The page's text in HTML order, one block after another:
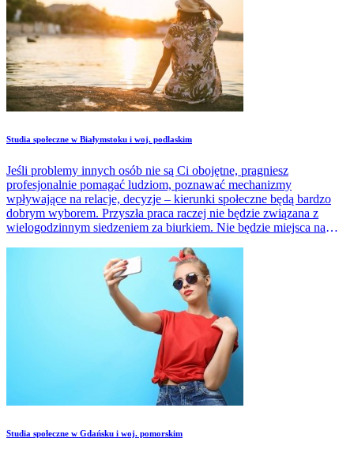
Studia społeczne w Białymstoku i woj. podlaskim
Jeśli problemy innych osób nie są Ci obojętne, pragniesz
profesjonalnie pomagać ludziom, poznawać mechanizmy
wpływające na relacje, decyzje – kierunki społeczne będą bardzo
dobrym wyborem. Przyszła praca raczej nie będzie związana z
wielogodzinnym siedzeniem za biurkiem. Nie będzie miejsca na
Studia społeczne w Gdańsku i woj. pomorskim